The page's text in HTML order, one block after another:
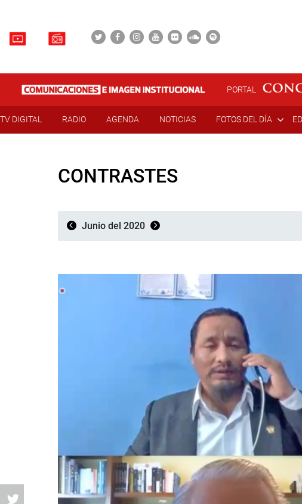
PORTAL
TV DIGITAL RADIO AGENDA NOTICIAS FOTOS DEL DÍA
CONTRASTES
Junio del 2020